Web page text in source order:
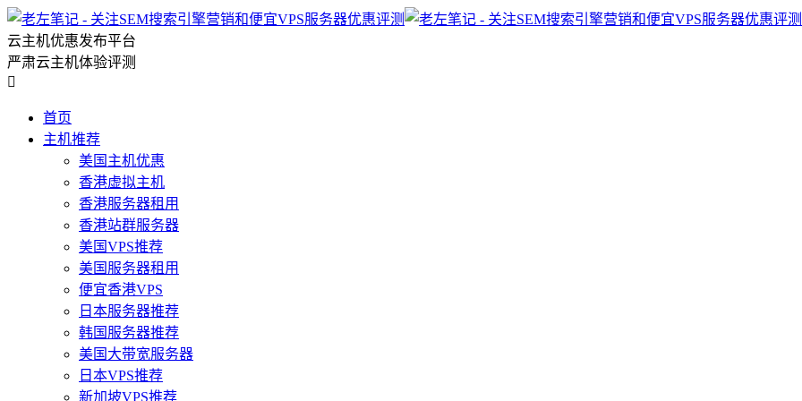
云主机优惠发布平台
严肃云主机体验评测

首页
主机推荐
美国主机优惠
香港虚拟主机
香港服务器租用
香港站群服务器
美国VPS推荐
美国服务器租用
便宜香港VPS
日本服务器推荐
韩国服务器推荐
美国大带宽服务器
日本VPS推荐
新加坡VPS推荐